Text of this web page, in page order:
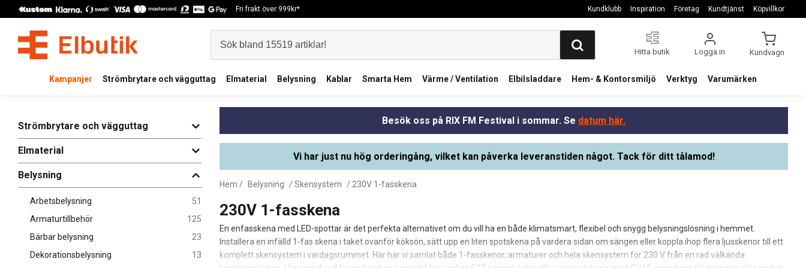
Fri frakt över 999kr* Kundklubb Inspiration Företag Kundtjänst Köpvillkor
Hitta butik Logga in Kundvagn
Kampanjer Strömbrytare och vägguttag Elmaterial Belysning Kablar Smarta Hem Värme / Ventilation Elbilsladdare Hem- & Kontorsmiljö Verktyg Varumärken
Strömbrytare och vägguttag
Elmaterial
Belysning
Arbetsbelysning
51
Armaturtillbehör
125
Bärbar belysning
23
Dekorationsbelysning
13
Besök oss på RIX FM Festival i sommar. Se datum här.
Vi har just nu hög orderingång, vilket kan påverka leveranstiden något. Tack för ditt tålamod!
Hem / Belysning /Skensystem / 230V 1-fasskena
230V 1-fasskena
En enfasskena med LED-spottar är det perfekta alternativet om du vill ha en både klimatsmart, flexibel och snygg belysningslösning i hemmet.
Installera en infälld 1-fas skena i taket ovanför köksön, sätt upp en liten spotskena på vardera sidan om sängen eller koppla ihop flera ljusskenor till ett
komplett skensystem i vardagsrummet. Här har vi samlat både 1-fasskenor, armaturer och hela skensystem för 230 V från en rad välkända